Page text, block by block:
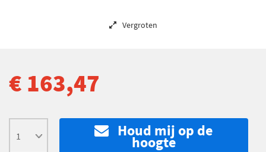
Vergroten
€ 163,47
Houd mij op de
hoogte